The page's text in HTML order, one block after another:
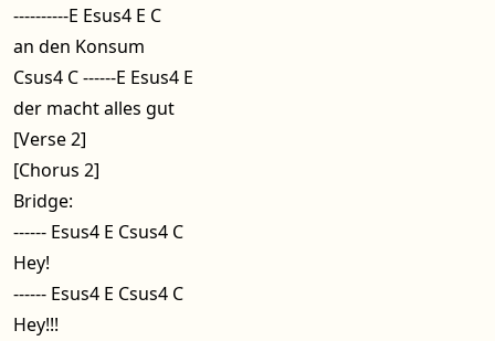
----------E Esus4 E C
an den Konsum
Csus4 C ------E Esus4 E
der macht alles gut
[Verse 2]
[Chorus 2]
Bridge:
------ Esus4 E Csus4 C
Hey!
------ Esus4 E Csus4 C
Hey!!!